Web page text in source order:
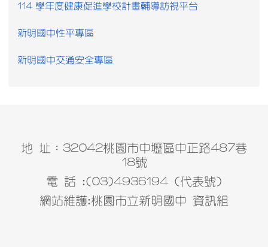
114 學年度健康促進學校計畫輔導訪視平台
新明國中性平專區
新明國中交通安全專區
地 址：32042桃園市中壢區中正路487巷
18號
電 話 :(03)4936194 (代表號)
網站維護:桃園市立新明國中 資訊組